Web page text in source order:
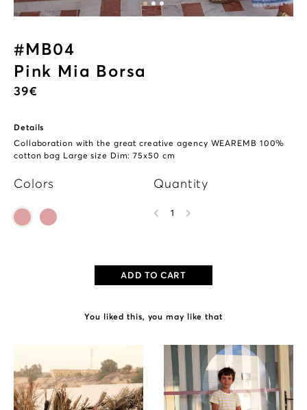
#MB04
Pink Mia Borsa
39€
Details
Collaboration with the great creative agency WEAREMB 100%
cotton bag Large size Dim: 75x50 cm
Colors Quantity
1
ADD TO CART
You liked this, you may like that